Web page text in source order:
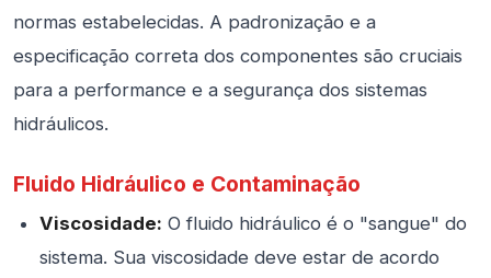
normas estabelecidas. A padronização e a
especificação correta dos componentes são cruciais
para a performance e a segurança dos sistemas
hidráulicos.
Fluido Hidráulico e Contaminação
Viscosidade: O fluido hidráulico é o "sangue" do
sistema. Sua viscosidade deve estar de acordo